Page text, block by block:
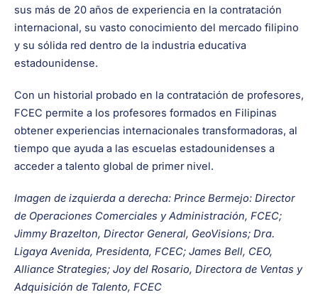
sus más de 20 años de experiencia en la contratación
internacional, su vasto conocimiento del mercado filipino
y su sólida red dentro de la industria educativa
estadounidense.
Con un historial probado en la contratación de profesores,
FCEC permite a los profesores formados en Filipinas
obtener experiencias internacionales transformadoras, al
tiempo que ayuda a las escuelas estadounidenses a
acceder a talento global de primer nivel.
Imagen de izquierda a derecha: Prince Bermejo: Director
de Operaciones Comerciales y Administración, FCEC;
Jimmy Brazelton, Director General, GeoVisions; Dra.
Ligaya Avenida, Presidenta, FCEC; James Bell, CEO,
Alliance Strategies; Joy del Rosario, Directora de Ventas y
Adquisición de Talento, FCEC